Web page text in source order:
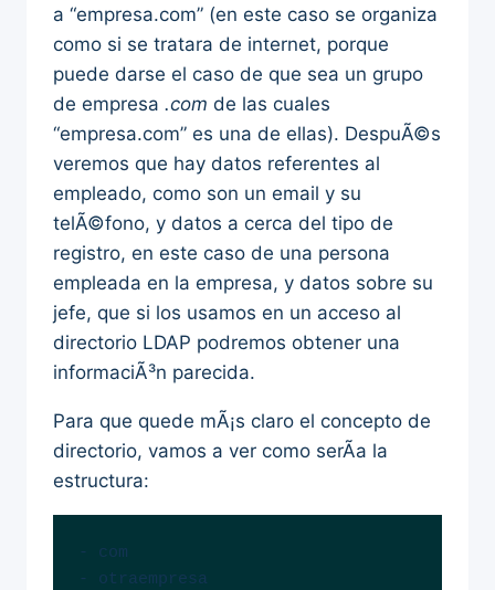
a “empresa.com” (en este caso se organiza
como si se tratara de internet, porque
puede darse el caso de que sea un grupo
de empresa .com de las cuales
“empresa.com” es una de ellas). DespuÃ©s
veremos que hay datos referentes al
empleado, como son un email y su
telÃ©fono, y datos a cerca del tipo de
registro, en este caso de una persona
empleada en la empresa, y datos sobre su
jefe, que si los usamos en un acceso al
directorio LDAP podremos obtener una
informaciÃ³n parecida.
Para que quede mÃ¡s claro el concepto de
directorio, vamos a ver como serÃ­a la
estructura:
- com
- otraempresa